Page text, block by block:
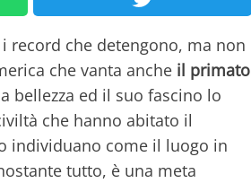
record che detengono, ma non
che vanta anche il primato
bellezza ed il suo fascino lo
che hanno abitato il
individuano come il luogo in
tutto, è una meta